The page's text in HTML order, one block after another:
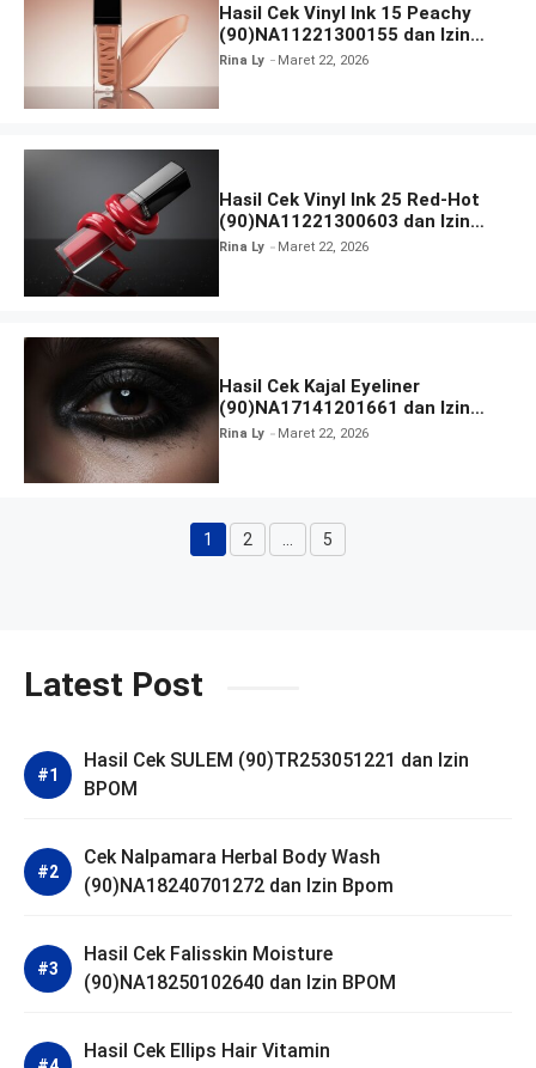
Hasil Cek Vinyl Ink 15 Peachy
(90)NA11221300155 dan Izin
BPOM
Rina Ly Maret 22, 2026
Hasil Cek Vinyl Ink 25 Red-Hot
(90)NA11221300603 dan Izin
BPOM
Rina Ly Maret 22, 2026
Hasil Cek Kajal Eyeliner
(90)NA17141201661 dan Izin
BPOM
Rina Ly Maret 22, 2026
Halaman
1 Halaman
2 5
Latest Post
Hasil Cek SULEM (90)TR253051221 dan Izin
BPOM
Cek Nalpamara Herbal Body Wash
(90)NA18240701272 dan Izin Bpom
Hasil Cek Falisskin Moisture
(90)NA18250102640 dan Izin BPOM
Hasil Cek Ellips Hair Vitamin